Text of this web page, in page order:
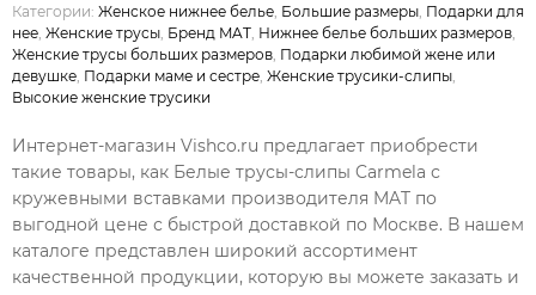
Категории: Женское нижнее белье Большие размеры Подарки для
нее Женские трусы Бренд MAT Нижнее белье больших размеров
Женские трусы больших размеров Подарки любимой жене или
девушке Подарки маме и сестре Женские трусики-слипы
Высокие женские трусики
Интернет-магазин Vishco.ru предлагает приобрести
такие товары, как Белые трусы-слипы Carmela с
кружевными вставками производителя MAT по
выгодной цене с быстрой доставкой по Москве. В нашем
каталоге представлен широкий ассортимент
качественной продукции, которую вы можете заказать и